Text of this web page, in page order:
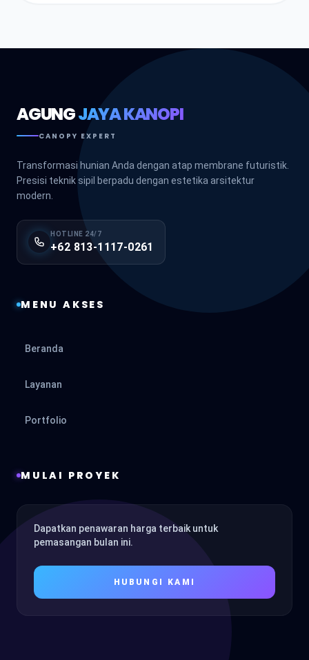
AGUNGJAYA KANOPI
CANOPY EXPERT
Transformasi hunian Anda dengan atap membrane futuristik.
Presisi teknik sipil berpadu dengan estetika arsitektur
modern.
HOTLINE 24/7
+62 813-1117-0261
MENU AKSES
Beranda
Layanan
Portfolio
MULAI PROYEK
Dapatkan penawaran harga terbaik untuk
pemasangan bulan ini.
HUBUNGI KAMI